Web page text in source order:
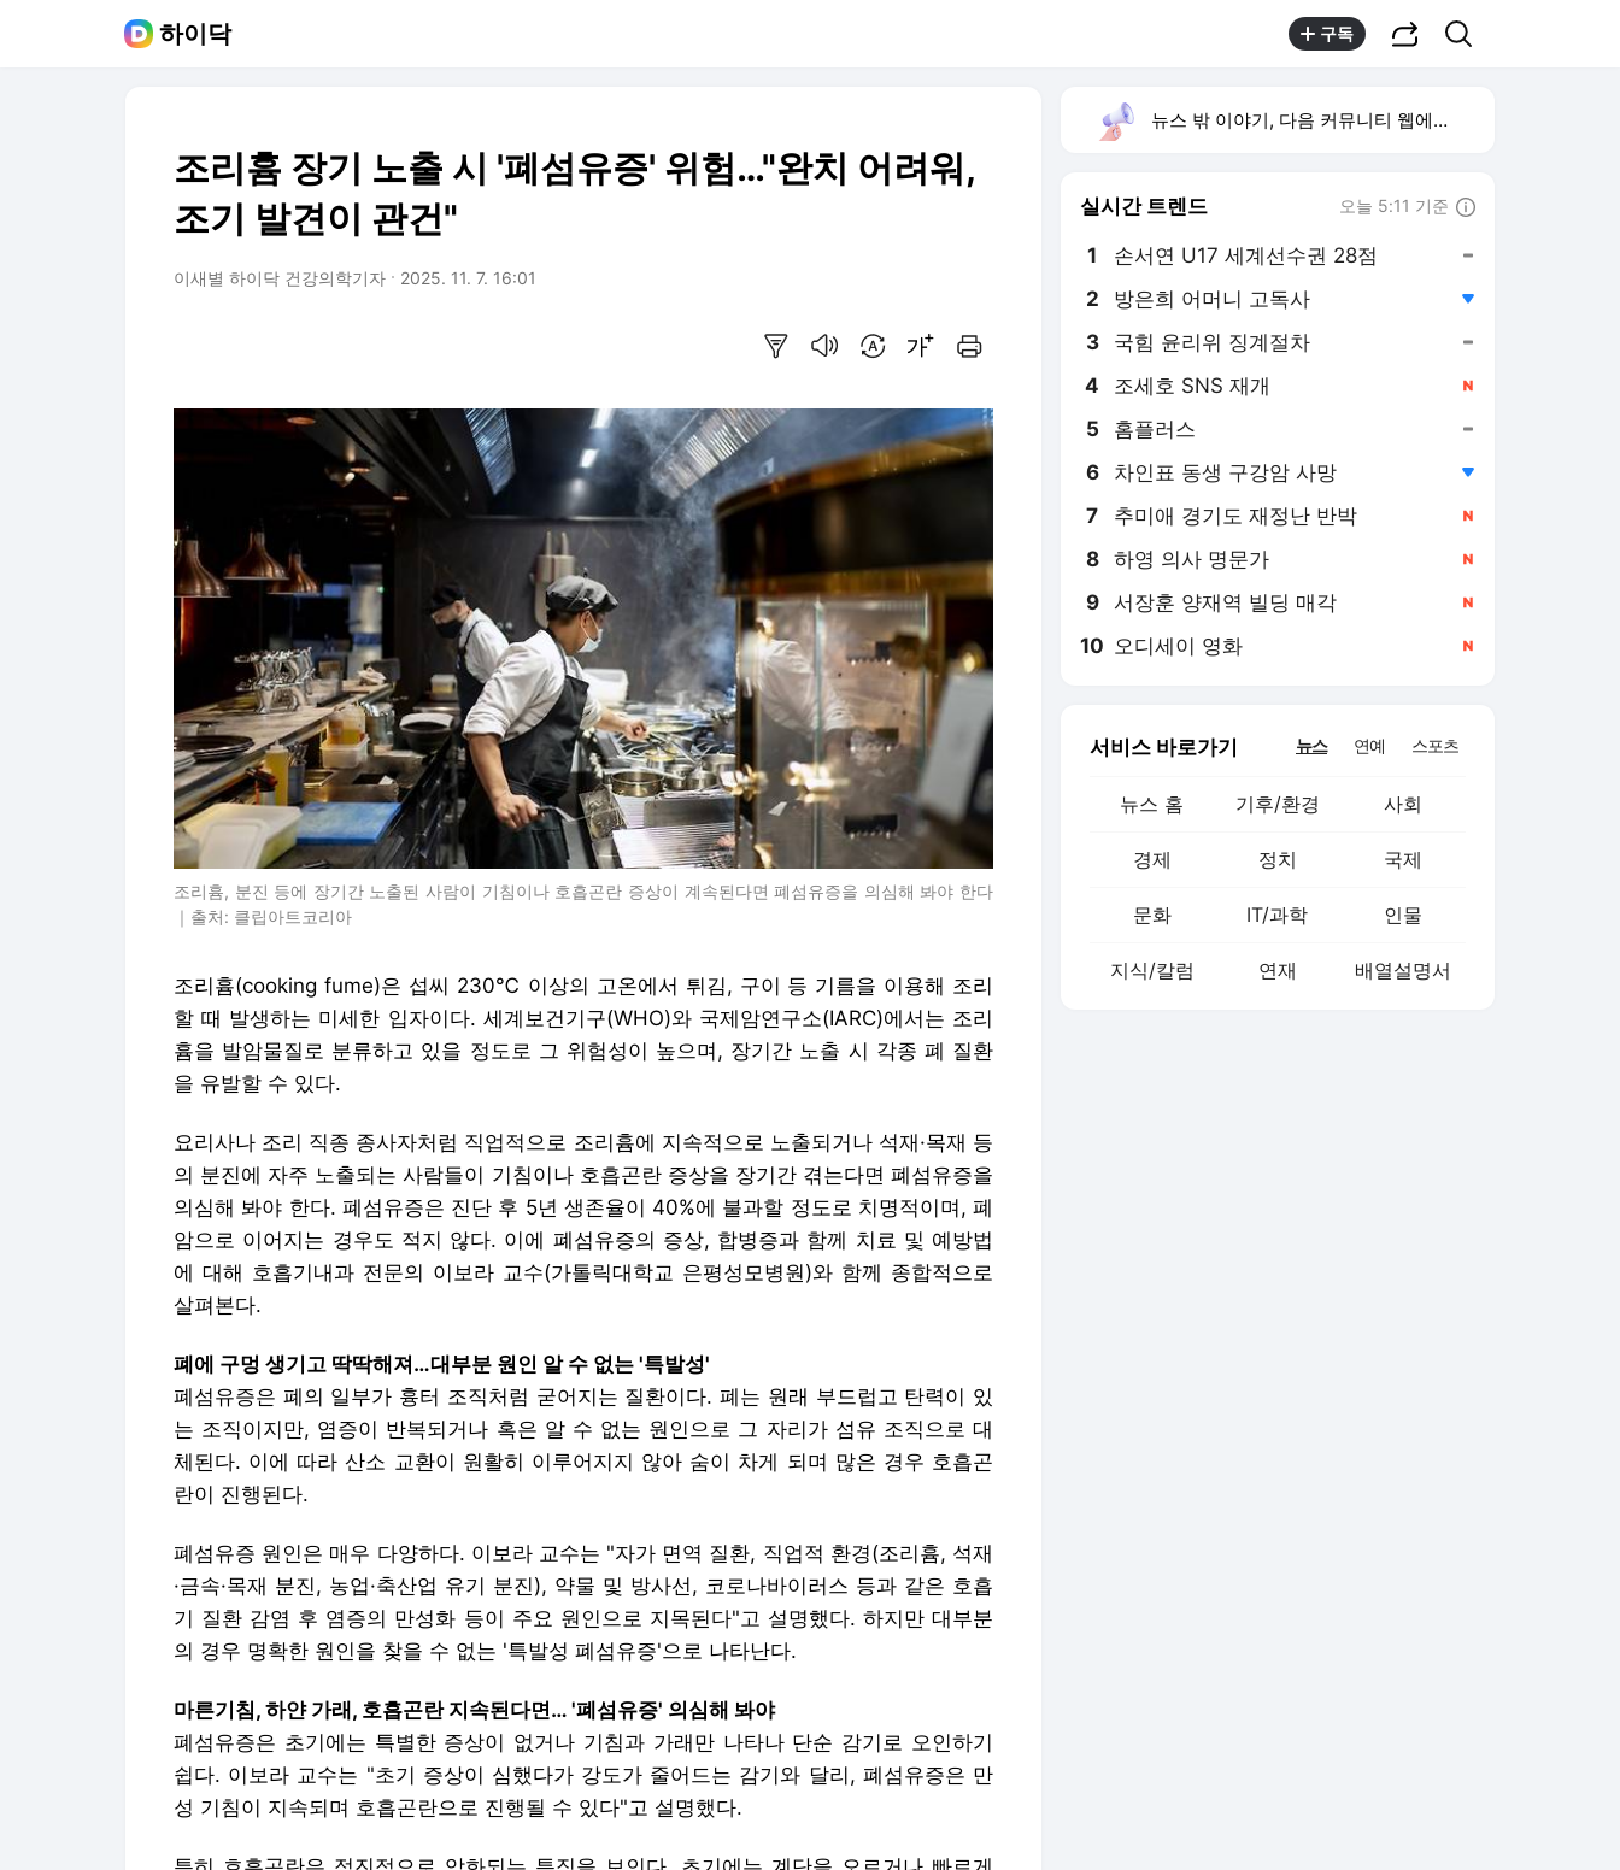
하이닥 구독
조리흄 장기 노출 시 '폐섬유증' 위험…"완치 어려워,
조기 발견이 관건"
이새별 하이닥 건강의학기자 2025. 11. 7. 16:01
조리흄, 분진 등에 장기간 노출된 사람이 기침이나 호흡곤란 증상이 계속된다면 폐섬유증을 의심해 봐야 한다
｜출처: 클립아트코리아
조리흄(cooking fume)은 섭씨 230℃ 이상의 고온에서 튀김, 구이 등 기름을 이용해 조리
할 때 발생하는 미세한 입자이다. 세계보건기구(WHO)와 국제암연구소(IARC)에서는 조리
흄을 발암물질로 분류하고 있을 정도로 그 위험성이 높으며, 장기간 노출 시 각종 폐 질환
을 유발할 수 있다.
요리사나 조리 직종 종사자처럼 직업적으로 조리흄에 지속적으로 노출되거나 석재·목재 등
의 분진에 자주 노출되는 사람들이 기침이나 호흡곤란 증상을 장기간 겪는다면 폐섬유증을
의심해 봐야 한다. 폐섬유증은 진단 후 5년 생존율이 40%에 불과할 정도로 치명적이며, 폐
암으로 이어지는 경우도 적지 않다. 이에 폐섬유증의 증상, 합병증과 함께 치료 및 예방법
에 대해 호흡기내과 전문의 이보라 교수(가톨릭대학교 은평성모병원)와 함께 종합적으로
살펴본다.
폐에 구멍 생기고 딱딱해져…대부분 원인 알 수 없는 '특발성'
폐섬유증은 폐의 일부가 흉터 조직처럼 굳어지는 질환이다. 폐는 원래 부드럽고 탄력이 있
는 조직이지만, 염증이 반복되거나 혹은 알 수 없는 원인으로 그 자리가 섬유 조직으로 대
체된다. 이에 따라 산소 교환이 원활히 이루어지지 않아 숨이 차게 되며 많은 경우 호흡곤
란이 진행된다.
폐섬유증 원인은 매우 다양하다. 이보라 교수는 "자가 면역 질환, 직업적 환경(조리흄, 석재
·금속·목재 분진, 농업·축산업 유기 분진), 약물 및 방사선, 코로나바이러스 등과 같은 호흡
기 질환 감염 후 염증의 만성화 등이 주요 원인으로 지목된다"고 설명했다. 하지만 대부분
의 경우 명확한 원인을 찾을 수 없는 '특발성 폐섬유증'으로 나타난다.
마른기침, 하얀 가래, 호흡곤란 지속된다면… '폐섬유증' 의심해 봐야
폐섬유증은 초기에는 특별한 증상이 없거나 기침과 가래만 나타나 단순 감기로 오인하기
쉽다. 이보라 교수는 "초기 증상이 심했다가 강도가 줄어드는 감기와 달리, 폐섬유증은 만
성 기침이 지속되며 호흡곤란으로 진행될 수 있다"고 설명했다.
뉴스 밖 이야기, 다음 커뮤니티 웹에서 보기
실시간 트렌드 오늘 5:11 기준
1 손서연 U17 세계선수권 28점
2 방은희 어머니 고독사
3 국힘 윤리위 징계절차
4 조세호 SNS 재개
5 홈플러스
6 차인표 동생 구강암 사망
7 추미애 경기도 재정난 반박
8 하영 의사 명문가
9 서장훈 양재역 빌딩 매각
10 오디세이 영화
서비스 바로가기 뉴스 연예 스포츠
뉴스 홈 기후/환경 사회
경제 정치 국제
문화 IT/과학 인물
지식/칼럼 연재 배열설명서